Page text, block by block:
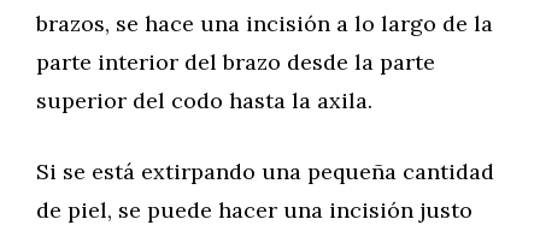
brazos, se hace una incisión a lo largo de la
parte interior del brazo desde la parte
superior del codo hasta la axila.
Si se está extirpando una pequeña cantidad
de piel, se puede hacer una incisión justo